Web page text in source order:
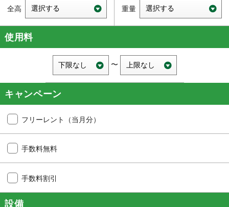
使用料
〜
キャンペーン
フリーレント（当月分）
手数料無料
手数料割引
設備